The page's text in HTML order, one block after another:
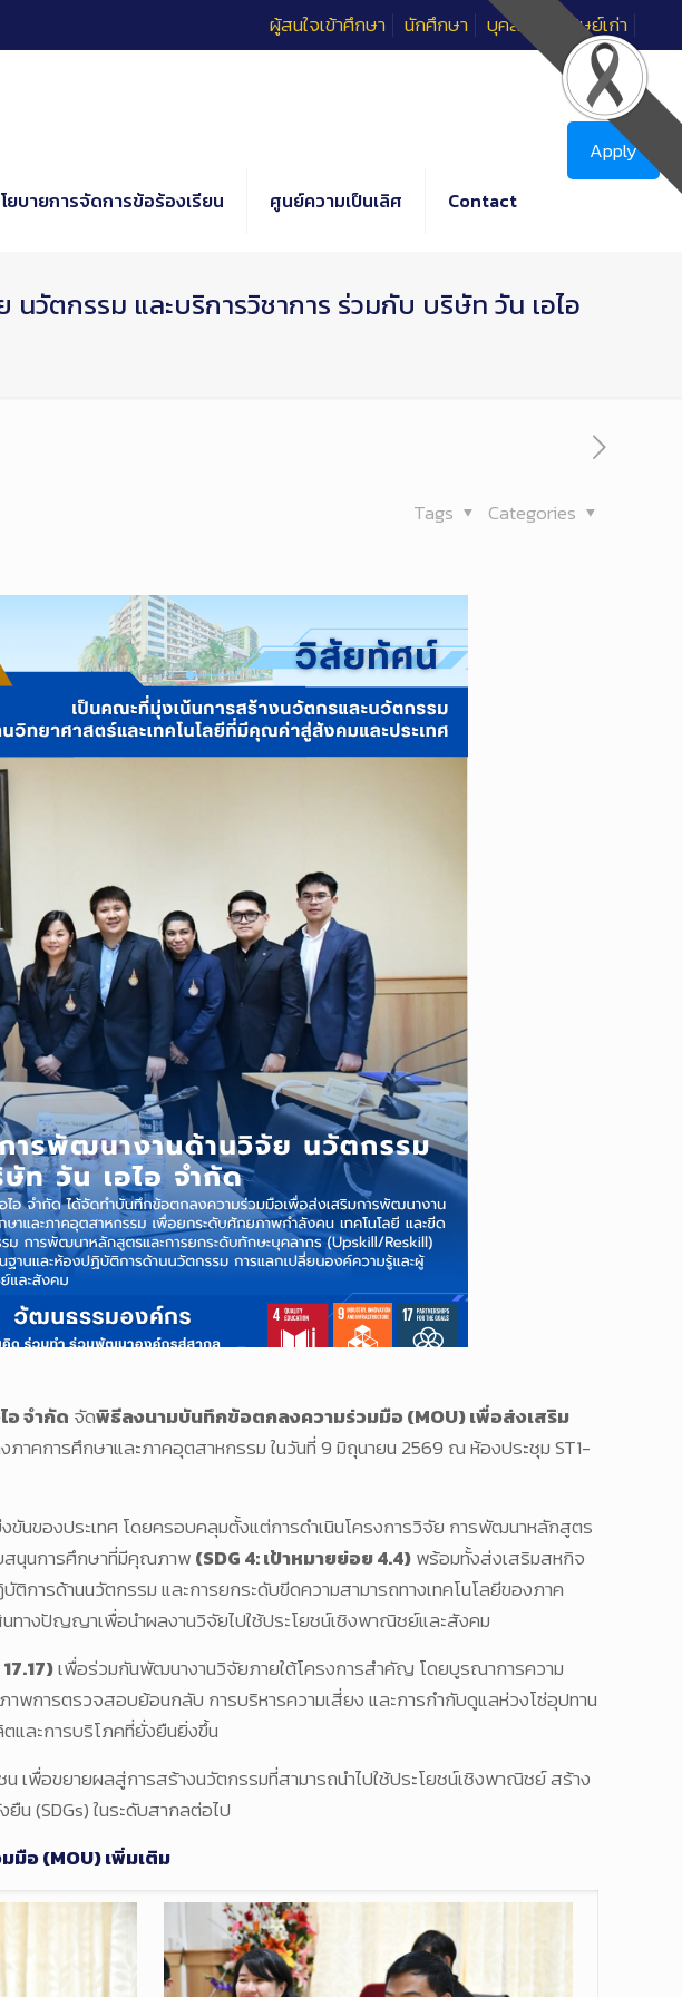
ผู้สนใจเข้าศึกษา นักศึกษา บุคลากร ศิษย์เก่า
ยบายการจัดการข้อร้องเรียน ศูนย์ความเป็นเลิศ Contact
Apply
ตกรรม และบริการวิชาการ ร่วมกับ บริษัท วัน เอไอ
Categories
Tags
อ จำกัด จัดพิธีลงนามบันทึกข้อตกลงความร่วมมือ (MOU) เพื่อส่งเสริม
ภาคการศึกษาและภาคอุตสาหกรรม ในวันที่ 9 มิถุนายน 2569 ณ ห้องประชุม ST1-
ขันของประเทศ โดยครอบคลุมตั้งแต่การดำเนินโครงการวิจัย การพัฒนาหลักสูตร
สนุนการศึกษาที่มีคุณภาพ(SDG 4: เป้าหมายย่อย 4.4)พร้อมทั้งส่งเสริมสหกิจ
ารด้านนวัตกรรม และการยกระดับขีดความสามารถทางเทคโนโลยีของภาค
างปัญญาเพื่อนำผลงานวิจัยไปใช้ประโยชน์เชิงพาณิชย์และสังคม
เพื่อร่วมกันพัฒนางานวิจัยภายใต้โครงการสำคัญ โดยบูรณาการความ
การตรวจสอบย้อนกลับ การบริหารความเสี่ยง และการกำกับดูแลห่วงโซ่อุปทาน
และการบริโภคที่ยั่งยืนยิ่งขึ้น
พื่อขยายผลสู่การสร้างนวัตกรรมที่สามารถนำไปใช้ประโยชน์เชิงพาณิชย์ สร้าง
(SDGs) ในระดับสากลต่อไป
อ (MOU) เพิ่มเติม